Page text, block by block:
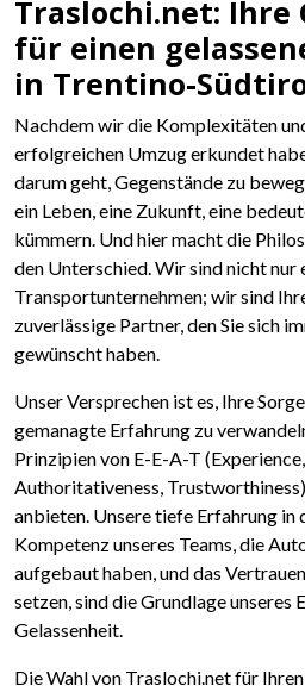
Traslochi.net: Ihre
für einen
in Trentino-
Nachdem wir die Komplexitäten
erfolgreichen Umzug erkundet
darum geht, Gegenstände zu
ein Leben, eine Zukunft, eine
kümmern. Und hier macht die
den Unterschied. Wir sind nicht nur
Transportunternehmen; wir sind
zuverlässige Partner, den Sie sich
gewünscht haben.
Unser Versprechen ist es, Ihre
gemanagte Erfahrung zu
Prinzipien von E-E-A-T
Authoritativeness,
anbieten. Unsere tiefe Erfahrung in
Kompetenz unseres Teams, die
aufgebaut haben, und das
setzen, sind die Grundlage unseres
Gelassenheit.
Die Wahl von Traslochi.net für Ihren